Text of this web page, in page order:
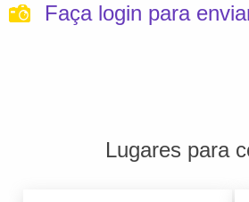
Faça login para
Lugares para